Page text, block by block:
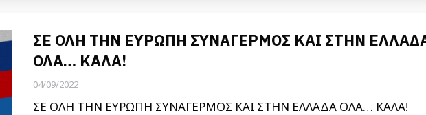
ΣΕ ΟΛΗ ΤΗΝ ΕΥΡΩΠΗ ΣΥΝΑΓΕΡΜΟΣ ΚΑΙ ΣΤΗΝ
ΟΛΑ… ΚΑΛΑ!
04/09/2022
ΣΕ ΟΛΗ ΤΗΝ ΕΥΡΩΠΗ ΣΥΝΑΓΕΡΜΟΣ ΚΑΙ ΣΤΗΝ ΕΛΛΑΔΑ ΟΛΑ… ΚΑΛΑ!